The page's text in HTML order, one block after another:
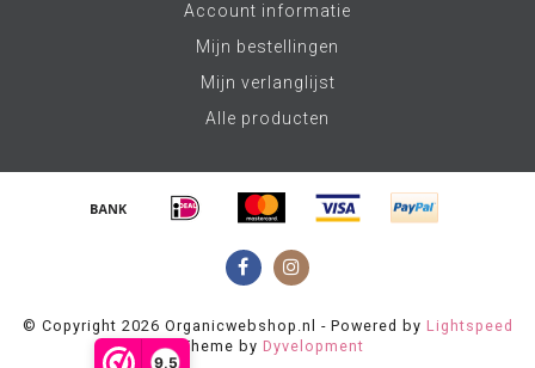
9,5
Account informatie
Mijn bestellingen
Mijn verlanglijst
Alle producten
© Copyright 2026 Organicwebshop.nl - Powered by Lightspeed
- Theme by Dyvelopment